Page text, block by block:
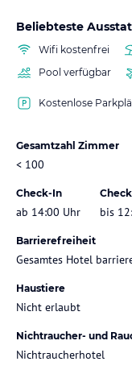
Beliebteste
Wifi kostenfrei
Pool verfügbar
Kostenlose
Gesamtzahl Zimmer
< 100
Check-In
ab 14:00 Uhr bis
Barrierefreiheit
Gesamtes Hotel
Haustiere
Nicht erlaubt
Nichtraucher- und
Nichtraucherhotel